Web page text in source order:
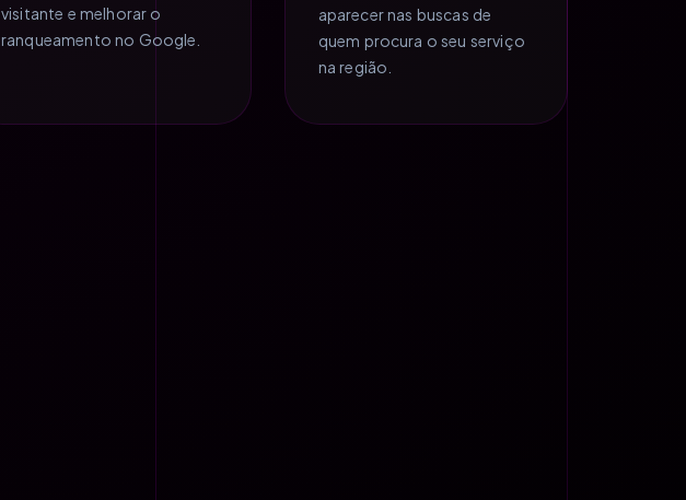
visitante e melhorar o
ranqueamento no Google.
aparecer nas buscas de
quem procura o seu serviço
na região.